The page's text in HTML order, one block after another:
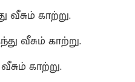
வீசும் காற்று.
வீசும் காற்று.
காற்று.